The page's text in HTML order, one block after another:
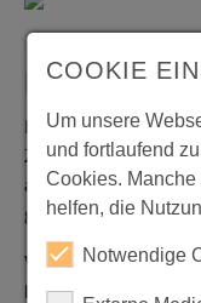
Der Freundeskreis
Ziel, eine lebendige
aktive
genau so.
Wir begreifen
beitragen dort ein
COOKIE
Um unsere
und fortlaufend
Cookies.
helfen, die
Notwendige